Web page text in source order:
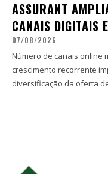
ASSURANT
CANAIS DIGITAIS
07/08/2026
Número de canais online
crescimento recorrente
diversificação da oferta